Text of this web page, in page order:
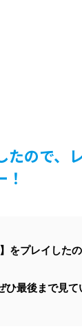
たので、
をプレイした
最後まで見て